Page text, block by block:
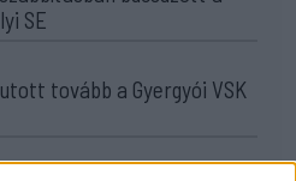
SE
tovább a Gyergyói VSK